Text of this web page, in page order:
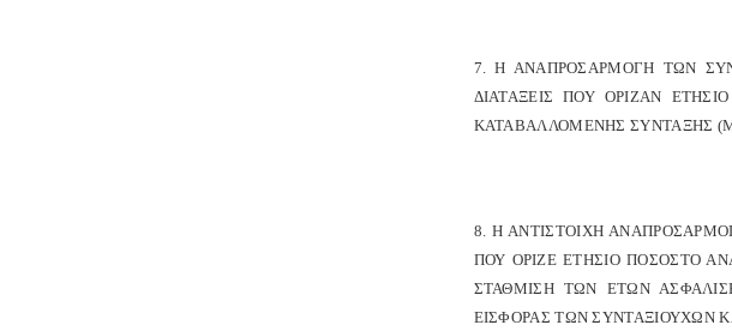
7. Η ΑΝΑΠΡΟΣΑΡΜΟΓΗ ΤΩΝ
ΔΙΑΤΑΞΕΙΣ ΠΟΥ ΟΡΙΖΑΝ
ΚΑΤΑΒΑΛΛΟΜΕΝΗΣ ΣΥΝΤΑΞΗΣ
8. Η ΑΝΤΙΣΤΟΙΧΗ
ΠΟΥ ΟΡΙΖΕ ΕΤΗΣΙΟ ΠΟΣΟΣΤΟ
ΣΤΑΘΜΙΣΗ ΤΩΝ ΕΤΩΝ
ΕΙΣΦΟΡΑΣ ΤΩΝ ΣΥΝΤΑΞΙΟΥΧΩΝ